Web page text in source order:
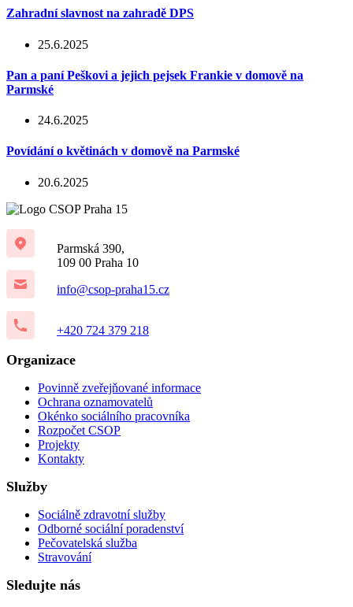
Zahradní slavnost na zahradě DPS
25.6.2025
Pan a paní Peškovi a jejich pejsek Frankie v domově na
Parmské
24.6.2025
Povídání o květinách v domově na Parmské
20.6.2025
Parmská 390,
109 00 Praha 10
info@csop-praha15.cz
+420 724 379 218
Organizace
Povinně zveřejňované informace
Ochrana oznamovatelů
Okénko sociálního pracovníka
Rozpočet CSOP
Projekty
Kontakty
Služby
Sociálně zdravotní služby
Odborné sociální poradenství
Pečovatelská služba
Stravování
Sledujte nás